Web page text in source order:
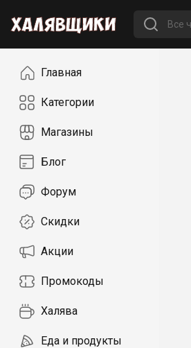
НавигацияГлавная
Категории
Магазины
Блог
Форум
Скидки
Акции
Промокоды
Халява
Еда и продукты